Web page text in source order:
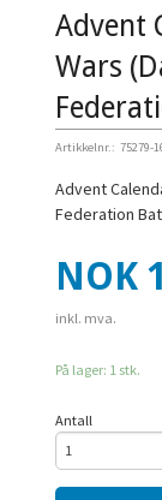
Advent
Wars
Artikkelnr.: 75279-
Advent
Federation
Pris
NOK
inkl. mva.
På lager: 1 stk.
Antall